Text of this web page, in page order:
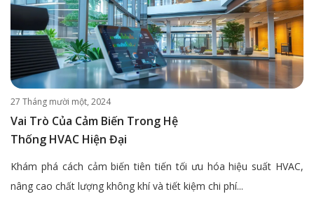
27 Tháng mười một, 2024
Vai Trò Của Cảm Biến Trong Hệ
Thống HVAC Hiện Đại
Khám phá cách cảm biến tiên tiến tối ưu hóa hiệu suất HVAC,
nâng cao chất lượng không khí và tiết kiệm chi phí...